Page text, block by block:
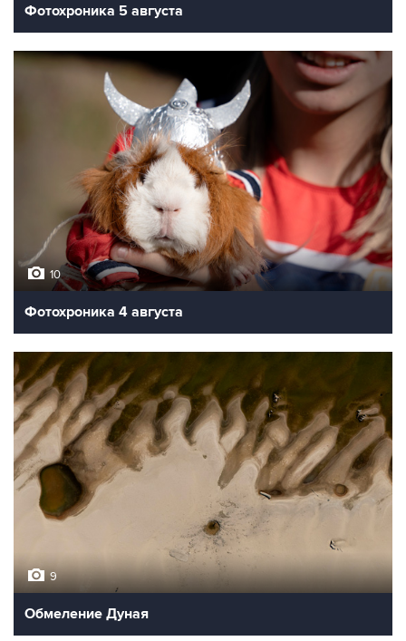
Фотохроника 5 августа
10
Фотохроника 4 августа
9
Обмеление Дуная